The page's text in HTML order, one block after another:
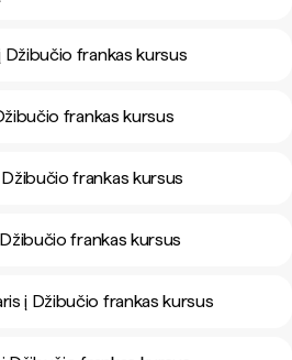
Džibučio frankas kursus
frankas kursus
frankas kursus
frankas kursus
į Džibučio frankas kursus